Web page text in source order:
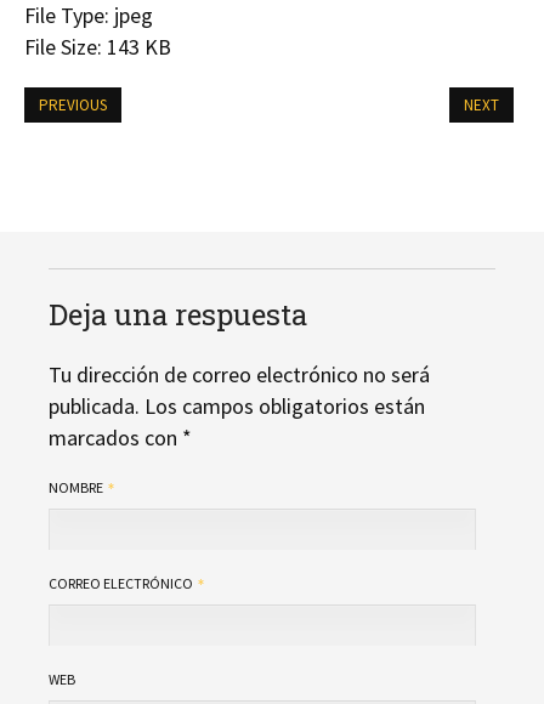
File Type: jpeg
File Size: 143 KB
PREVIOUS NEXT
Deja una respuesta
Tu dirección de correo electrónico no será
publicada. Los campos obligatorios están
marcados con *
NOMBRE
CORREO ELECTRÓNICO
WEB